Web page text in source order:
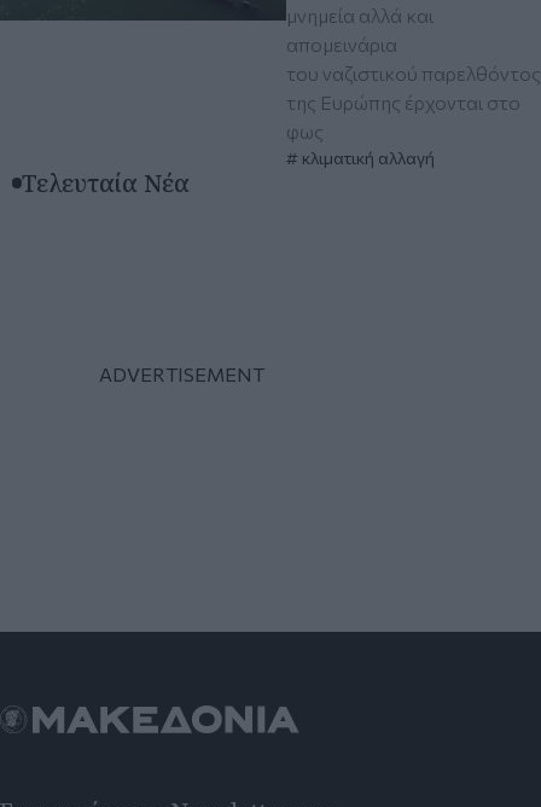
μνημεία αλλά και
απομεινάρια
του ναζιστικού παρελθόντος
της Ευρώπης έρχονται στο
φως
κλιματική αλλαγή
Τελευταία Νέα